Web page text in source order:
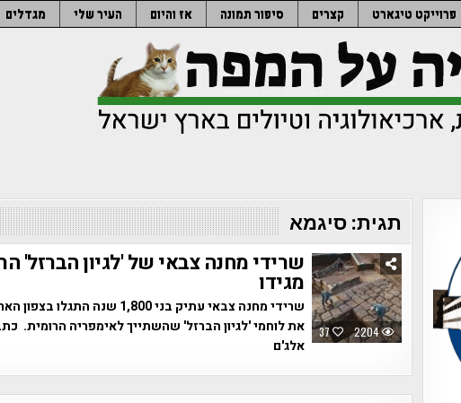
פרוייקט טיגארט קצרים סיפור תמונה אז והיום העיר שלי מגדלים
תגית:סיגמא
37 2204
שרידי מחנה צבאי של 'לגיון הברזל'
מגידו
שרידי מחנה צבאי עתיק בני
את לוחמי 'לגיון הברזל' שהשתייך לאימפריה הרומית.
אלג'ם